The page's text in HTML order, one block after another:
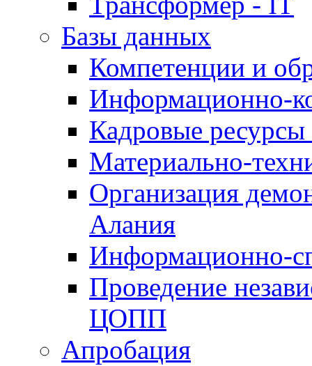
Базы данных
Компетенции и
Информационно-
Кадровые
Материально-
Организация
Алания
Информационно-
Проведение
ЦОПП
Апробация